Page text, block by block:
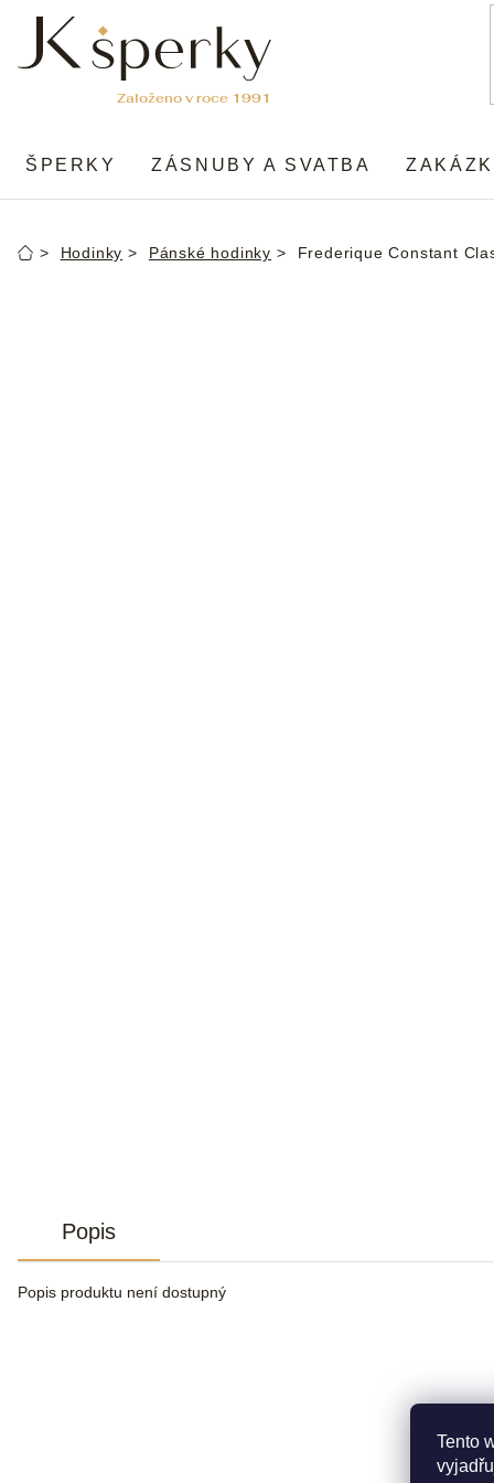
Tento
obsah
ŠPERKY ZÁSNUBY A SVATBA
DomůHodinky Pánské hodinky Frederique Constant
Popis
Popis produktu není dostupný